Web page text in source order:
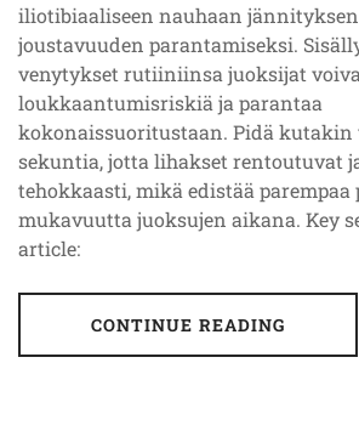
iliotibiaaliseen nauhaan
joustavuuden parantamiseksi.
venytykset rutiiniinsa juoksijat
loukkaantumisriskiä ja parantaa
kokonaissuoritustaan. Pidä kutakin
sekuntia, jotta lihakset rentoutuvat
tehokkaasti, mikä edistää parempaa
mukavuutta juoksujen aikana. Key
article:
CONTINUE READING